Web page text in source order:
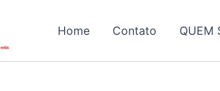
Home Contato QUEM